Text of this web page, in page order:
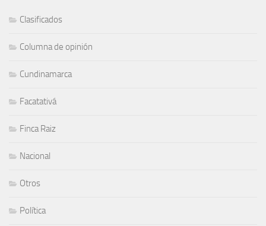
Clasificados
Columna de opinión
Cundinamarca
Facatativá
Finca Raiz
Nacional
Otros
Política